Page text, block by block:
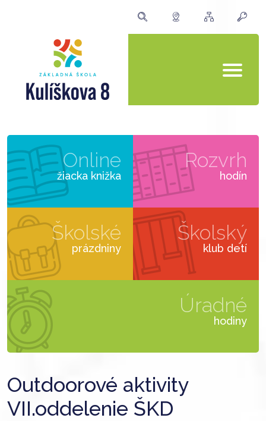
Online
žiacka knižka
Rozvrh
hodín
Školské
prázdniny
Školský
klub detí
Úradné
hodiny
Outdoorové aktivity
VII.oddelenie ŠKD